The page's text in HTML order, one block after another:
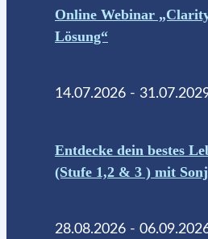
Online Webinar
Lösung“
14.07.2026 -
Entdecke dein bestes
(Stufe 1,2 & 3 ) mit
28.08.2026 -